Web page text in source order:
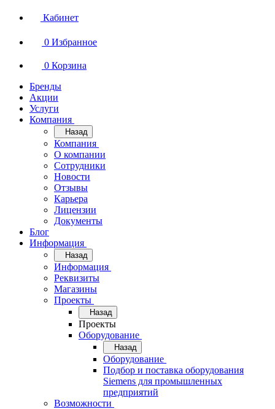
Кабинет
0 Избранное
0 Корзина
Бренды
Акции
Услуги
Компания
Назад
Компания
О компании
Сотрудники
Новости
Отзывы
Карьера
Лицензии
Документы
Блог
Информация
Назад
Информация
Реквизиты
Магазины
Проекты
Назад
Проекты
Оборудование
Назад
Оборудование
Подбор и поставка оборудования
Siemens для промышленных
предприятий
Возможности